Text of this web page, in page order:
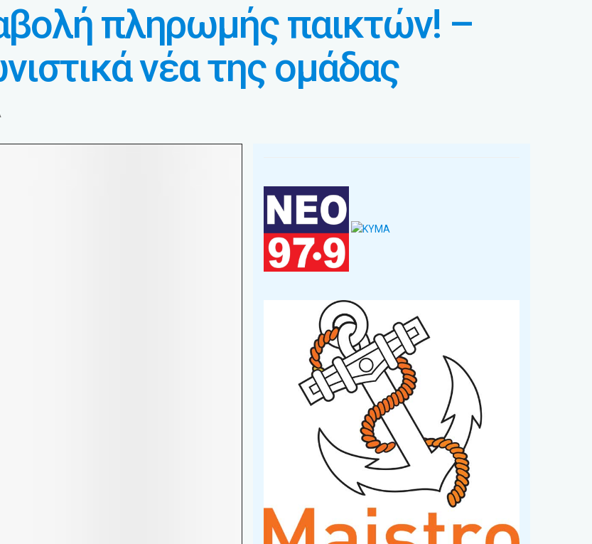
πληρωμής παικτών! –
νέα της ομάδας